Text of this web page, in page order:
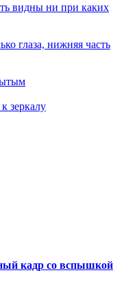
видны ни при каких
глаза, нижняя часть
зеркалу
кадр со вспышкой